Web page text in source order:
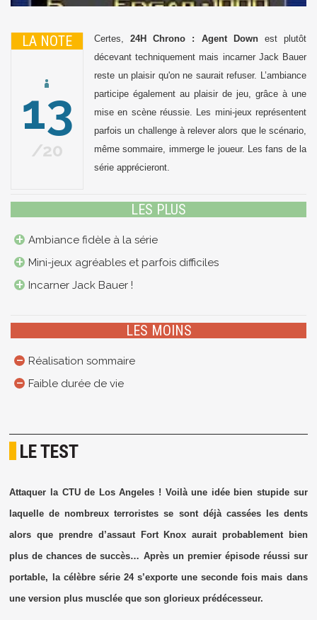
LA NOTE
13
20
Certes,24H Chrono : Agent Downest plutôt
décevant techniquement mais incarner Jack Bauer
reste un plaisir qu'on ne saurait refuser. L’ambiance
participe également au plaisir de jeu, grâce à une
mise en scène réussie. Les mini-jeux représentent
parfois un challenge à relever alors que le scénario,
même sommaire, immerge le joueur. Les fans de la
série apprécieront.
LES PLUS
Ambiance fidèle à la série
Mini-jeux agréables et parfois difficiles
Incarner Jack Bauer !
LES MOINS
Réalisation sommaire
Faible durée de vie
LE TEST
Attaquer la CTU de Los Angeles ! Voilà une idée bien stupide sur
laquelle de nombreux terroristes se sont déjà cassées les dents
alors que prendre d’assaut Fort Knox aurait probablement bien
plus de chances de succès… Après un premier épisode réussi sur
portable, la célèbre série 24 s’exporte une seconde fois mais dans
une version plus musclée que son glorieux prédécesseur.